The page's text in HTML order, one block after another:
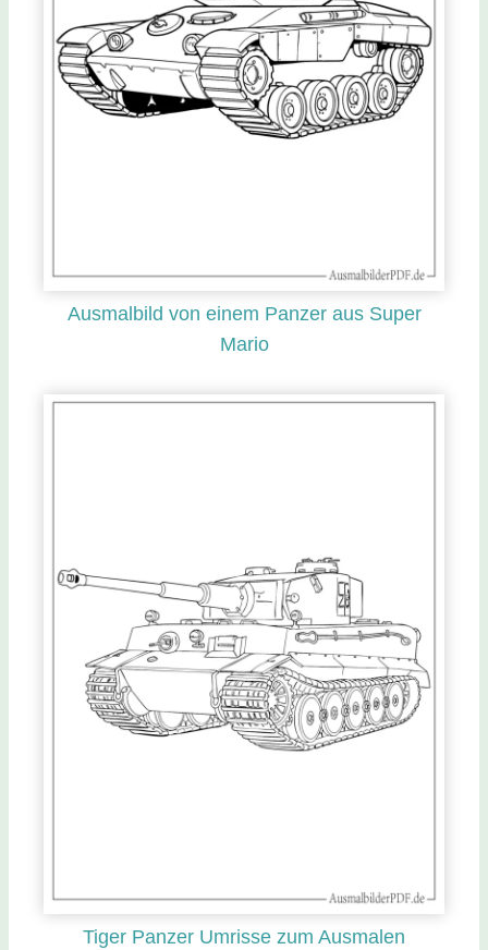
Ausmalbild von einem Panzer aus Super
Mario
Tiger Panzer Umrisse zum Ausmalen